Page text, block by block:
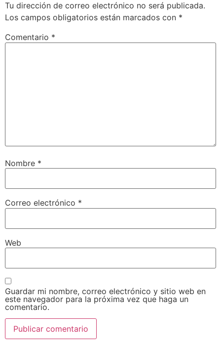
Tu dirección de correo electrónico no será publicada.
Los campos obligatorios están marcados con *
Comentario *
Nombre *
Correo electrónico *
Web
Guardar mi nombre, correo electrónico y sitio web en
este navegador para la próxima vez que haga un
comentario.